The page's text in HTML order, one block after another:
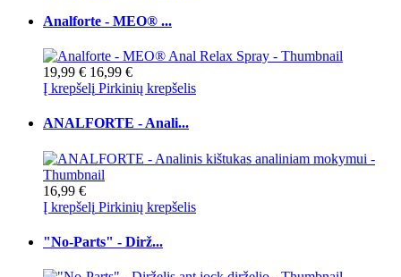
Analforte - MEO® ...
19,99 € 16,99 €
Į krepšelį Pirkinių krepšelis
ANALFORTE - Anali...
16,99 €
Į krepšelį Pirkinių krepšelis
"No-Parts" - Dirž...